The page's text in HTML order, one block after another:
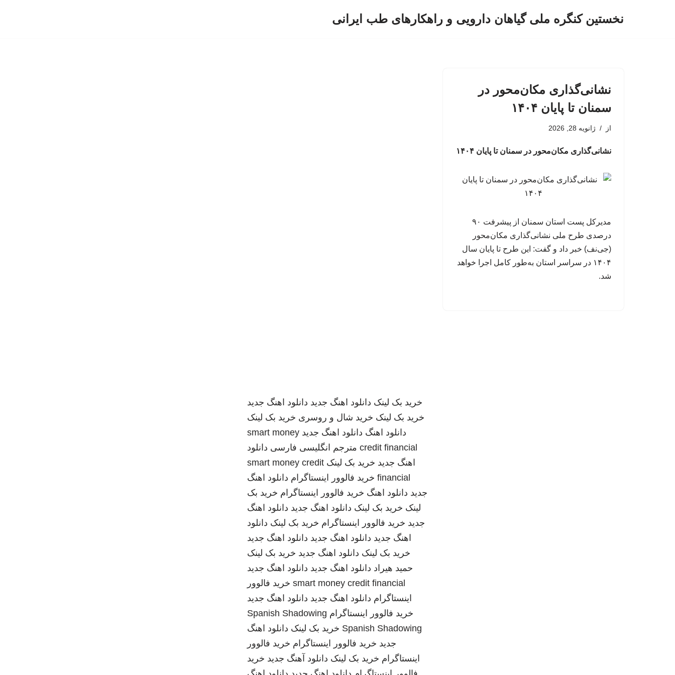
نخستین کنگره ملی گیاهان دارویی و راهکارهای طب ایرانی
نشانی‌گذاری مکان‌محور در
سمنان تا پایان ۱۴۰۴
از ژانویه 28, 2026
نشانی‌گذاری مکان‌محور در سمنان تا پایان ۱۴۰۴
مدیرکل پست استان سمنان از پیشرفت ۹۰
درصدی طرح ملی نشانی‌گذاری مکان‌محور
(جی‌نف) خبر داد و گفت: این طرح تا پایان سال
۱۴۰۴ در سراسر استان به‌طور کامل اجرا خواهد
شد.
خرید بک لینک دانلود اهنگ جدید دانلود اهنگ جدید
خرید بک لینک خرید شال و روسری خرید بک لینک
دانلود اهنگ دانلود اهنگ جدید smart money
credit financial مترجم انگلیسی فارسی دانلود
اهنگ جدید خرید بک لینک smart money credit
financial خرید فالوور اینستاگرام دانلود اهنگ
جدید دانلود اهنگ خرید فالوور اینستاگرام خرید بک
لینک خرید بک لینک دانلود اهنگ جدید دانلود اهنگ
جدید خرید فالوور اینستاگرام خرید بک لینک دانلود
اهنگ جدید دانلود اهنگ جدید دانلود اهنگ جدید
خرید بک لینک دانلود اهنگ جدید خرید بک لینک
حمید هیراد دانلود اهنگ جدید دانلود اهنگ جدید
smart money credit financial خرید فالوور
اینستاگرام دانلود اهنگ جدید دانلود اهنگ جدید
خرید فالوور اینستاگرام Spanish Shadowing
Spanish Shadowing خرید بک لینک دانلود اهنگ
جدید خرید فالوور اینستاگرام خرید فالوور
اینستاگرام خرید بک لینک دانلود آهنگ جدید خرید